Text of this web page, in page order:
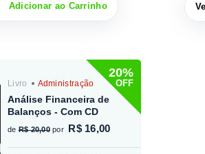
Adicionar ao Carrinho
20%
OFF
Livro Administração
Análise Financeira de
Balanços - Com CD
de R$ 20,00 por R$ 16,00